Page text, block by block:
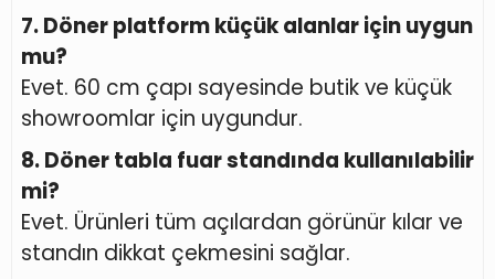
7. Döner platform küçük alanlar için uygun
mu?
Evet. 60 cm çapı sayesinde butik ve küçük
showroomlar için uygundur.
8. Döner tabla fuar standında kullanılabilir
mi?
Evet. Ürünleri tüm açılardan görünür kılar ve
standın dikkat çekmesini sağlar.